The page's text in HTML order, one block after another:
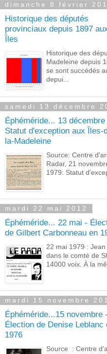
dimanche 8 février
Historique des députés
provinciaux depuis 1897
Îles
Historique des
Madeleine depuis
se sont succédés
depui...
samedi 13 décembre
Éphéméride... 13 décembre
Statut d'exception aux Îles-
la-Madeleine
Source: Centre
Radar, 21
1979: Statut
mardi 22 mai 2012
Éphéméride... 22 mai -
de Gilbert Carbonneau en
22 mai 1979 :
dans le comté de
14000 voix. À la
mardi 15 novembre
Éphéméride...15 novembre -
Élection de Denise Leblanc
1976
Source : Centre